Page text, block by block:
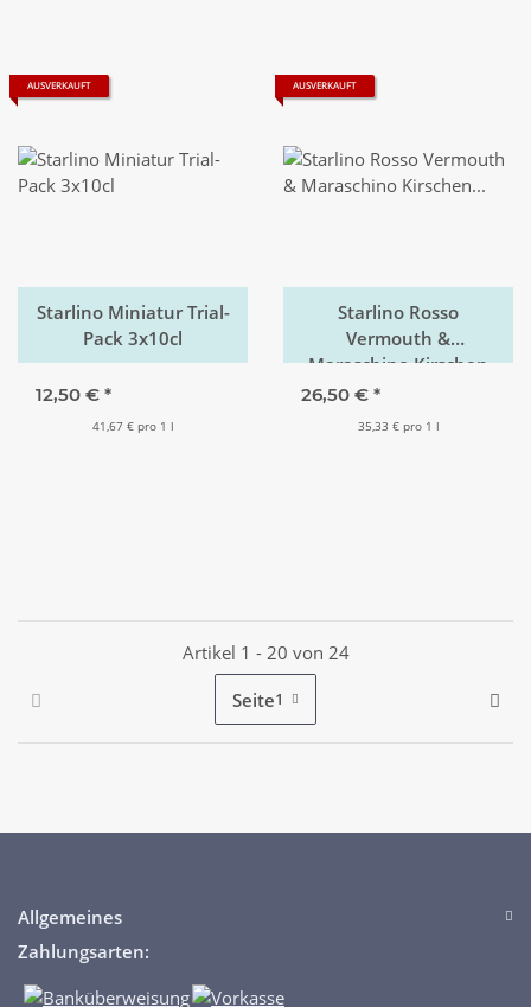
AUSVERKAUFT
Starlino Miniatur Trial-
Pack 3x10cl
12,50 € *
41,67 € pro 1 l
AUSVERKAUFT
Starlino Rosso
Vermouth &
Maraschino Kirschen
Manhattan Cocktail-Kit
26,50 € *
35,33 € pro 1 l
Artikel 1 - 20 von 24
Seite1
Allgemeines
Zahlungsarten: